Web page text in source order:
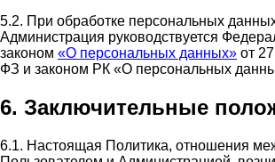
5.2. При обработке персональных
Администрация руководствуется
законом «О персональных данных» от
ФЗ и законом РК «О персональных
6. Заключительные
6.1. Настоящая Политика, отношения